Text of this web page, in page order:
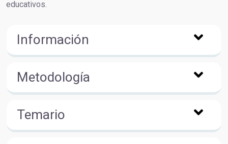
educativos.
Información
Metodología
Temario